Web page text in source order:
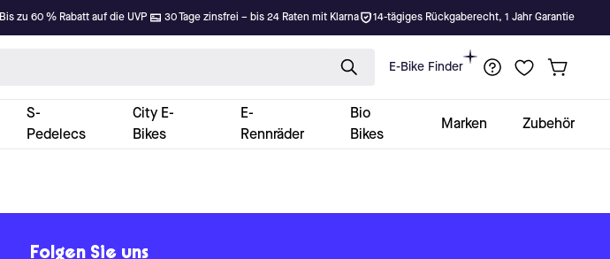
Bis zu 60 % Rabatt auf die UVP 30 Tage zinsfrei – bis 24 Raten mit Klarna 14-tägiges Rückgaberecht, 1 Jahr Garantie
E-Bike Finder
S-
Pedelecs
City E-
Bikes
E-
Rennräder
Bio
Bikes
Marken Zubehör
Folgen Sie uns